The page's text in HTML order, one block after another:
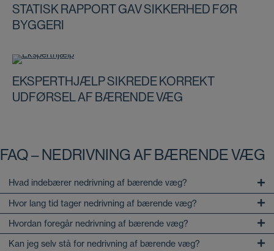
STATISK RAPPORT GAV SIKKERHED FØR
BYGGERI
EKSPERTHJÆLP SIKREDE KORREKT
UDFØRSEL AF BÆRENDE VÆG
FAQ – NEDRIVNING AF BÆRENDE VÆG
Hvad indebærer nedrivning af bærende væg?
Hvor lang tid tager nedrivning af bærende væg?
Hvordan foregår nedrivning af bærende væg?
Kan jeg selv stå for nedrivning af bærende væg?